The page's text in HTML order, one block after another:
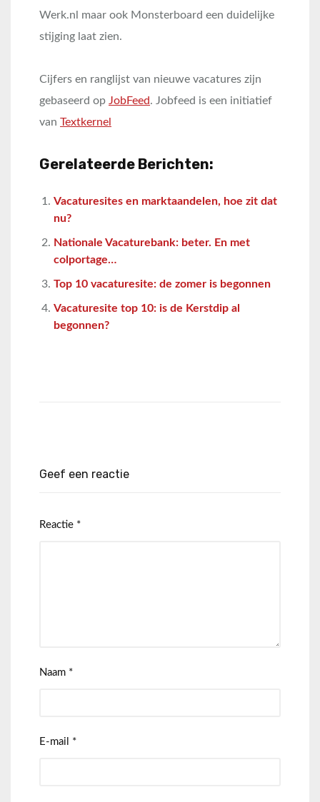
Werk.nl maar ook Monsterboard een duidelijke
stijging laat zien.
Cijfers en ranglijst van nieuwe vacatures zijn
gebaseerd op JobFeed. Jobfeed is een initiatief
van Textkernel
Gerelateerde Berichten:
Vacaturesites en marktaandelen, hoe zit dat
nu?
Nationale Vacaturebank: beter. En met
colportage…
Top 10 vacaturesite: de zomer is begonnen
Vacaturesite top 10: is de Kerstdip al
begonnen?
Geef een reactie
Reactie *
Naam *
E-mail *